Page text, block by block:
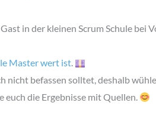
in der kleinen Scrum Schule bei
Master wert ist.
nicht befassen solltet, deshalb
euch die Ergebnisse mit Quellen.